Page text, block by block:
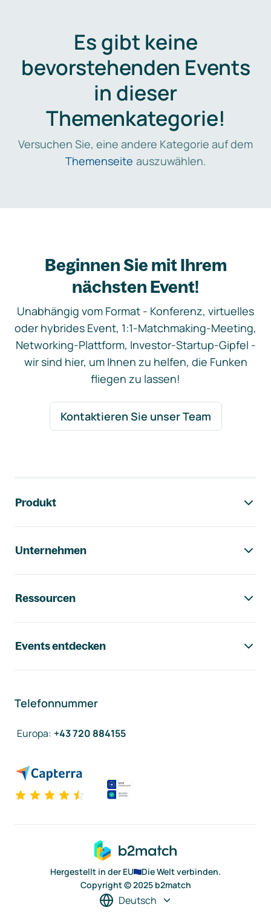
Es gibt keine
bevorstehenden Events
in dieser
Themenkategorie!
Versuchen Sie, eine andere Kategorie auf dem
Themenseite auszuwählen.
Beginnen Sie mit Ihrem
nächsten Event!
Unabhängig vom Format - Konferenz, virtuelles
oder hybrides Event, 1:1-Matchmaking-Meeting,
Networking-Plattform, Investor-Startup-Gipfel -
wir sind hier, um Ihnen zu helfen, die Funken
fliegen zu lassen!
Kontaktieren Sie unser Team
Produkt
Unternehmen
Ressourcen
Events entdecken
Telefonnummer
Europa: +43 720 884155
Hergestellt in der EU
Die Welt verbinden.
Copyright © 2025 b2match
Deutsch